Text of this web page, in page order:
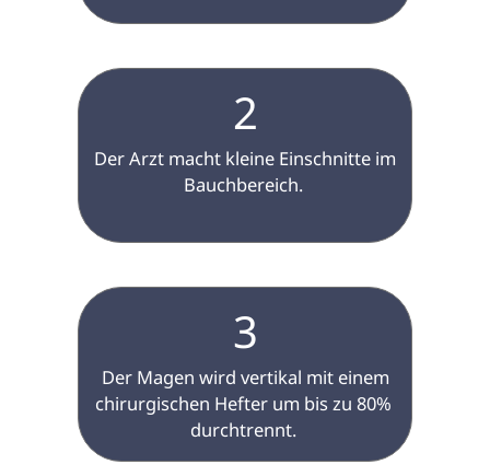
2
Bauchbereich.
3
chirurgischen Hefter um bis zu 80%
durchtrennt.